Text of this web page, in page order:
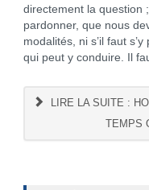
direc­tement la question
pardonner, que nous
modalités, ni s’il faut
qui peut y conduire. Il
LIRE LA SUITE :
TEMPS